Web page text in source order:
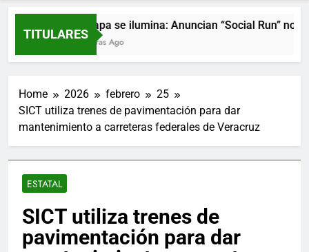
TITULARES
Xalapa se ilumina: Anuncian “Social Run”
7 Horas Ago
Home 2026 febrero
25
SICT utiliza trenes de pavimentación para dar
mantenimiento a carreteras federales de Veracruz
ESTATAL
SICT utiliza trenes de
pavimentación para dar